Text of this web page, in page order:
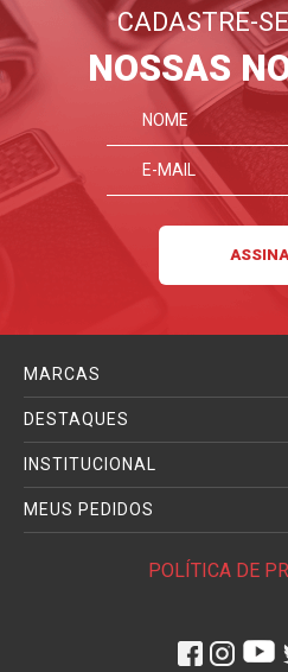
CADASTRE-
NOSSAS
MARCAS
DESTAQUES
INSTITUCIONAL
MEUS PEDIDOS
POLÍTICA DE